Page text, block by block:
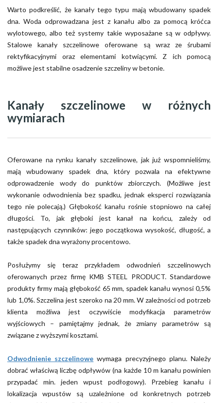
Warto podkreślić, że kanały tego typu mają wbudowany spadek
dna. Woda odprowadzana jest z kanału albo za pomocą króćca
wylotowego, albo też systemy takie wyposażane są w odpływy.
Stalowe kanały szczelinowe oferowane są wraz ze śrubami
rektyfikacyjnymi oraz elementami kotwiącymi. Z ich pomocą
możliwe jest stabilne osadzenie szczeliny w betonie.
Kanały szczelinowe w różnych
wymiarach
Oferowane na rynku kanały szczelinowe, jak już wspomnieliśmy,
mają wbudowany spadek dna, który pozwala na efektywne
odprowadzenie wody do punktów zbiorczych. (Możliwe jest
wykonanie odwodnienia bez spadku, jednak eksperci rozwiązania
tego nie polecają.) Głębokość kanału rośnie stopniowo na całej
długości. To, jak głęboki jest kanał na końcu, zależy od
następujących czynników: jego początkowa wysokość, długość, a
także spadek dna wyrażony procentowo.
Posłużymy się teraz przykładem odwodnień szczelinowych
oferowanych przez firmę KMB STEEL PRODUCT. Standardowe
produkty firmy mają głębokość 65 mm, spadek kanału wynosi 0,5%
lub 1,0%. Szczelina jest szeroko na 20 mm. W zależności od potrzeb
klienta możliwa jest oczywiście modyfikacja parametrów
wyjściowych – pamiętajmy jednak, że zmiany parametrów są
związane z wyższymi kosztami.
Odwodnienie szczelinowe wymaga precyzyjnego planu. Należy
dobrać właściwą liczbę odpływów (na każde 10 m kanału powinien
przypadać min. jeden wpust podłogowy). Przebieg kanału i
lokalizacja wpustów są uzależnione od konkretnych potrzeb